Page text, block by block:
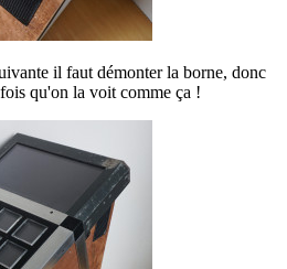
il faut démonter la borne, donc
qu'on la voit comme ça !